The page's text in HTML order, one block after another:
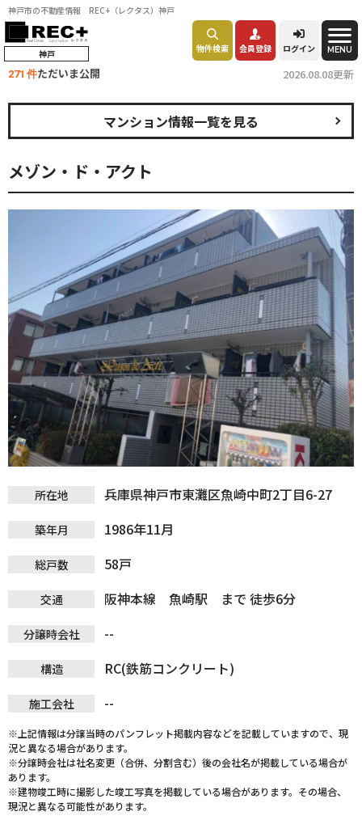
神戸市の不動産情報 REC+（レクタス）神戸
神戸 物件検索 会員登録 ログイン MENU
271 件ただいま公開 2026.08.08更新
メゾン・ド・アクト
マンション情報一覧を見る
所在地 兵庫県神戸市東灘区魚崎中町2丁目6-27
築年月 1986年11月
総戸数 58戸
交通 阪神本線 魚崎駅 まで 徒歩6分
分譲時会社 --
構造 RC(鉄筋コンクリート)
施工会社 --
※上記情報は分譲当時のパンフレット掲載内容などを記載していますので、現
況と異なる場合があります。
※分譲時会社は社名変更（合併、分割含む）後の会社名が掲載している場合が
あります。
※建物竣工時に撮影した竣工写真を掲載している場合があります。その場合、
現況と異なる可能性があります。